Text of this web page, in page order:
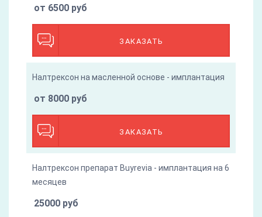
ЗАКАЗАТЬ
от 6500 руб
Налтрексон на масленной основе - имплантация
ЗАКАЗАТЬ
от 8000 руб
Налтрексон препарат Buyrevia - имплантация на 6
месяцев
25000 руб